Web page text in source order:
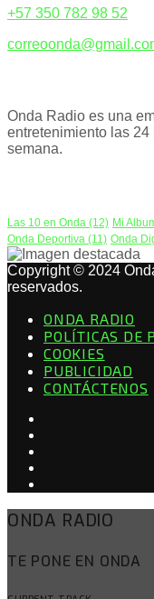
+57 350 782 98 52
Onda Radio es una
entretenimiento las
semana.
Las 10 en Onda (12) Mi
Onda Deportiva (11) Onda
Copyright © 2024
reservados.
ONDA RADIO
POLÍTICAS DE
COOKIES
PUBLICIDAD
CONTÁCTENOS
ONDA RADIO
TE PONE EN ONDA